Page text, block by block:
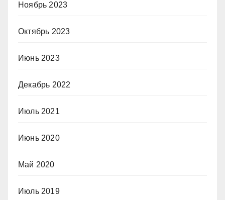
Ноябрь 2023
Октябрь 2023
Июнь 2023
Декабрь 2022
Июль 2021
Июнь 2020
Май 2020
Июль 2019